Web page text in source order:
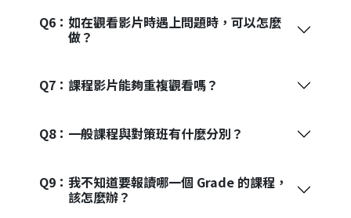
Q6： 如在觀看影片時遇上問題時，可以怎麼
做？
Q7： 課程影片能夠重複觀看嗎？
Q8： 一般課程與對策班有什麼分別？
Q9： 我不知道要報讀哪一個 Grade 的課程，
該怎麼辦？